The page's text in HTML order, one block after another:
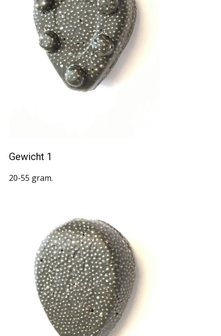
Gewicht 1
20-55 gram.